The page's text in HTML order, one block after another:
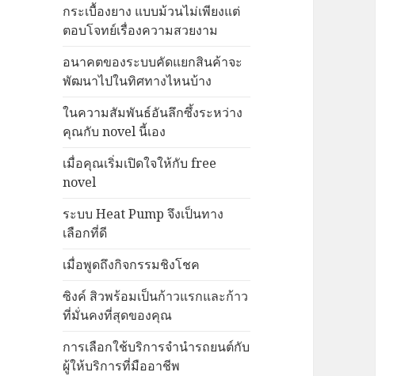
กระเบื้องยาง แบบม้วนไม่เพียงแต่
ตอบโจทย์เรื่องความสวยงาม
อนาคตของระบบคัดแยกสินค้าจะ
พัฒนาไปในทิศทางไหนบ้าง
ในความสัมพันธ์อันลึกซึ้งระหว่าง
คุณกับ novel นี้เอง
เมื่อคุณเริ่มเปิดใจให้กับ free
novel
ระบบ Heat Pump จึงเป็นทาง
เลือกที่ดี
เมื่อพูดถึงกิจกรรมชิงโชค
ซิงค์ สิวพร้อมเป็นก้าวแรกและก้าว
ที่มั่นคงที่สุดของคุณ
การเลือกใช้บริการจำนำรถยนต์กับ
ผู้ให้บริการที่มืออาชีพ